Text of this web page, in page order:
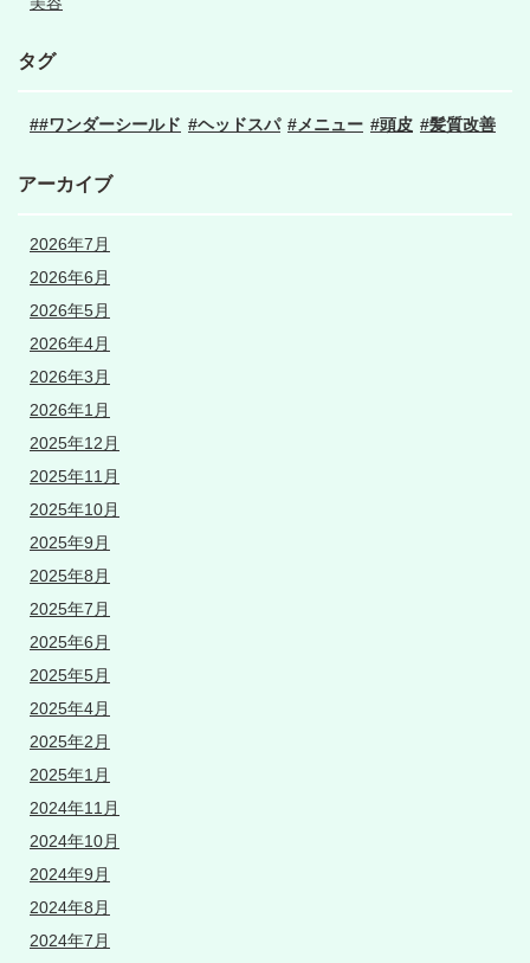
タグ
#ワンダーシールド ヘッドスパ メニュー 頭皮 髪質改善
アーカイブ
2026年7月
2026年6月
2026年5月
2026年4月
2026年3月
2026年1月
2025年12月
2025年11月
2025年10月
2025年9月
2025年8月
2025年7月
2025年6月
2025年5月
2025年4月
2025年2月
2025年1月
2024年11月
2024年10月
2024年9月
2024年8月
2024年7月